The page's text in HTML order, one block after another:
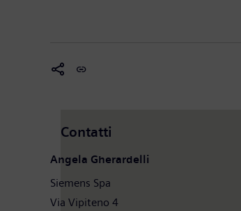
Contatti
Angela Gherardelli
Siemens Spa
Via Vipiteno 4